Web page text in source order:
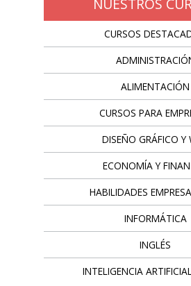
NUESTROS
CURSOS
ALIMENTACIÓN
CURSOS PARA
DISEÑO GRÁFICO Y
ECONOMÍA Y
HABILIDADES
INFORMÁTICA
INGLÉS
INTELIGENCIA